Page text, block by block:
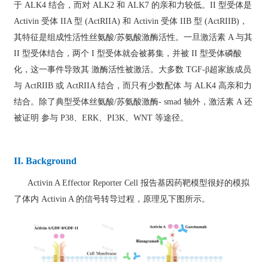
于 ALK4 结合，而对 ALK2 和 ALK7 的亲和力较低。II 型受体是
Activin 受体 IIA 型 (ActRIIA) 和 Activin 受体 IIB 型 (ActRIIB)，
其特征是组成性活性丝氨酸/苏氨酸激酶活性。一旦激活素 A 与其
II 型受体结合，两个 I 型受体就会被募集，并被 II 型受体磷酸
化，这一事件导致其 激酶活性被激活。大多数 TGF-β超家族成员
与 ActRIIB 或 ActRIIA 结合，而只有少数配体 与 ALK4 高亲和力
结合。除了典型受体丝氨酸/苏氨酸激酶- smad 轴外，激活素 A 还
被证明 参与 P38、ERK、PI3K、WNT 等途径。
II. Background
Activin A Effector Reporter Cell 报告基因药靶模型很好的模拟
了体内 Activin A 的信号转导过程，原理见下图所示。